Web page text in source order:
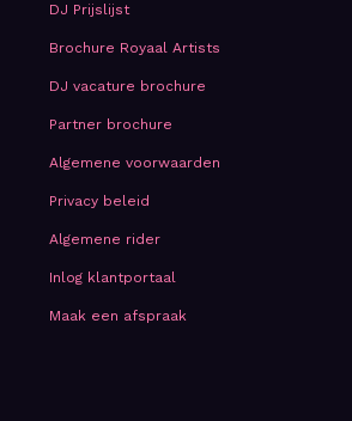
DJ Prijslijst
Brochure Royaal Artists
DJ vacature brochure
Partner brochure
Algemene voorwaarden
Privacy beleid
Algemene rider
Inlog klantportaal
Maak een afspraak